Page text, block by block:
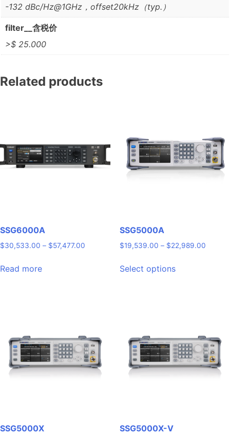
-132 dBc/Hz@1GHz，offset20kHz（typ.）
filter__含税价
>$ 25.000
Related products
SSG6000A
$30,533.00 – $57,477.00
$30,533.00
Read more
SSG5000A
$19,539.00 – $22,989.00Price
Select optionsproduct
options
may
be
chosen
SSG5000X SSG5000X-V